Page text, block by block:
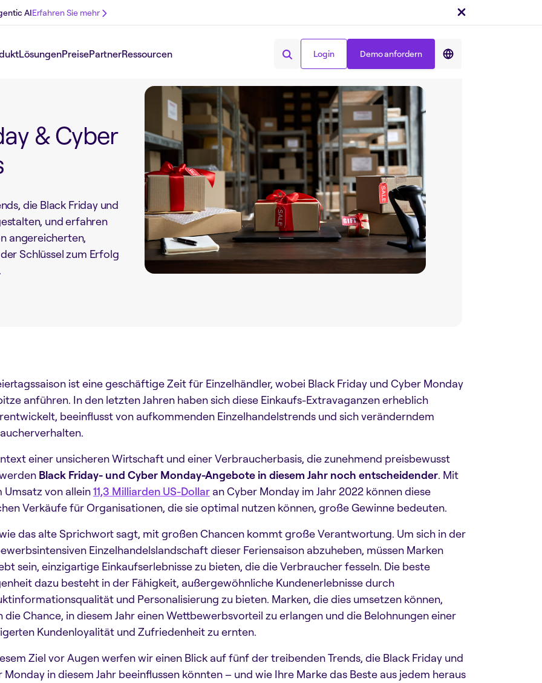
AIErfahren Sie mehr
LösungenPreisePartnerRessourcen Login Demo anfordern
& Cyber
die Black Friday und
und erfahren
angereicherten,
Schlüssel zum Erfolg
ist eine geschäftige Zeit für Einzelhändler, wobei Black Friday und Cyber Monday
anführen. In den letzten Jahren haben sich diese Einkaufs-Extravaganzen erheblich
beeinflusst von aufkommenden Einzelhandelstrends und sich veränderndem
einer unsicheren Wirtschaft und einer Verbraucherbasis, die zunehmend preisbewusst
Black Friday- und Cyber Monday-Angebote in diesem Jahr noch entscheidender. Mit
Umsatz von allein11,3 Milliarden US-Dollar an Cyber Monday im Jahr 2022 können diese
Verkäufe für Organisationen, die sie optimal nutzen können, große Gewinne bedeuten.
das alte Sprichwort sagt, mit großen Chancen kommt große Verantwortung. Um sich in der
Einzelhandelslandschaft dieser Feriensaison abzuheben, müssen Marken
sein, einzigartige Einkaufserlebnisse zu bieten, die die Verbraucher fesseln. Die beste
dazu besteht in der Fähigkeit, außergewöhnliche Kundenerlebnisse durch
und Personalisierung zu bieten. Marken, die dies umsetzen können,
die Chance, in diesem Jahr einen Wettbewerbsvorteil zu erlangen und die Belohnungen einer
Kundenloyalität und Zufriedenheit zu ernten.
Ziel vor Augen werfen wir einen Blick auf fünf der treibenden Trends, die Black Friday und
Monday in diesem Jahr beeinflussen könnten – und wie Ihre Marke das Beste aus jedem heraus